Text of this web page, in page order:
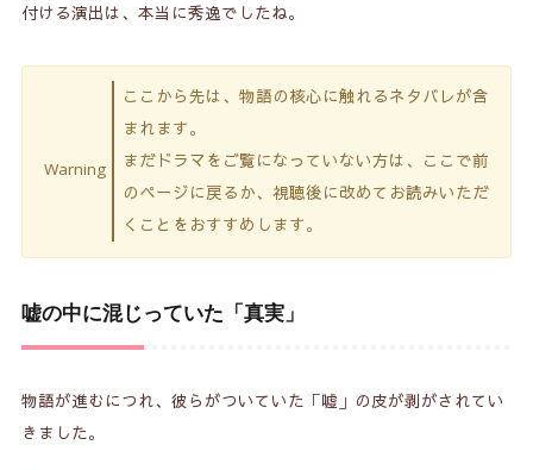
付ける演出は、本当に秀逸でしたね。
Warning
ここから先は、物語の核心に触れるネタバレが含
まれます。
まだドラマをご覧になっていない方は、ここで前
のページに戻るか、視聴後に改めてお読みいただ
くことをおすすめします。
嘘の中に混じっていた「真実」
物語が進むにつれ、彼らがついていた「嘘」の皮が剥がされてい
きました。